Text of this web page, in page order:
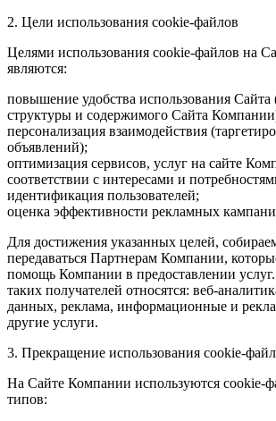
2. Цели использования cookie-файлов
Целями использования cookie-файлов на
являются:
повышение удобства использования Сайта
структуры и содержимого Сайта
персонализация взаимодействия
объявлений);
оптимизация сервисов, услуг на сайте
соответствии с интересами и
идентификация пользователей;
оценка эффективности рекламных
Для достижения указанных целей,
передаваться Партнерам Компании,
помощь Компании в предоставлении
таких получателей относятся: веб-
данных, реклама, информационные и
другие услуги.
3. Прекращение использования cookie-
На Сайте Компании используются cookie-
типов: